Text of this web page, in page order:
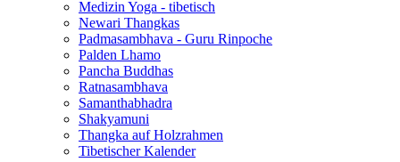
Medizin Yoga - tibetisch
Newari Thangkas
Padmasambhava - Guru Rinpoche
Palden Lhamo
Pancha Buddhas
Ratnasambhava
Samanthabhadra
Shakyamuni
Thangka auf Holzrahmen
Tibetischer Kalender